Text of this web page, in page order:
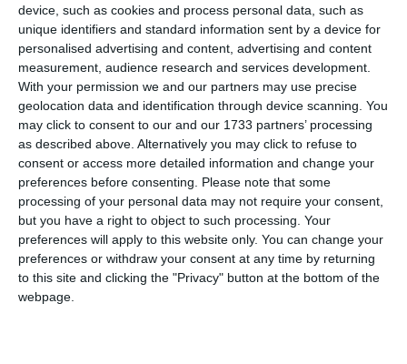
device, such as cookies and process personal data, such as
unique identifiers and standard information sent by a device for
personalised advertising and content, advertising and content
measurement, audience research and services development.
With your permission we and our partners may use precise
geolocation data and identification through device scanning. You
may click to consent to our and our 1733 partners’ processing
as described above. Alternatively you may click to refuse to
consent or access more detailed information and change your
preferences before consenting. Please note that some
processing of your personal data may not require your consent,
but you have a right to object to such processing. Your
preferences will apply to this website only. You can change your
preferences or withdraw your consent at any time by returning
to this site and clicking the "Privacy" button at the bottom of the
webpage.
COMENTARII
Nume
Email